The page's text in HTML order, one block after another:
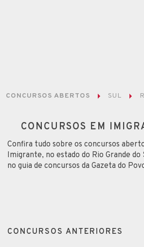
CONCURSOS ABERTOS SUL
CONCURSOS EM
Confira tudo sobre os concursos
Imigrante, no estado do Rio Grande do
no guia de concursos da Gazeta do
CONCURSOS ANTERIORES